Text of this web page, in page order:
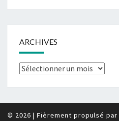
ARCHIVES
Archives
© 2026 | Fièrement propulsé par